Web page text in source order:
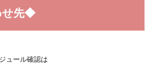
せ先◆
ュール確認は